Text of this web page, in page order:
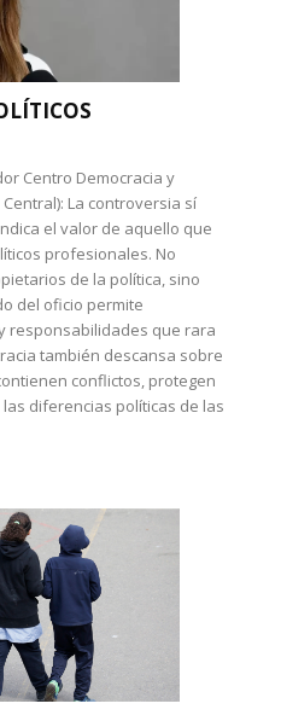
Centro Democracia y
La controversia sí
el valor de aquello que
profesionales. No
de la política, sino
del oficio permite
responsabilidades que rara
también descansa sobre
conflictos, protegen
diferencias políticas de las